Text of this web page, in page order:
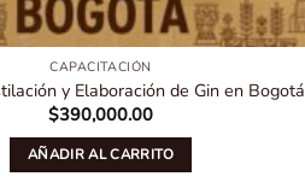
CAPACITACIÓN
y Elaboración de Gin en Bogotá
$390,000.00
AÑADIR AL CARRITO